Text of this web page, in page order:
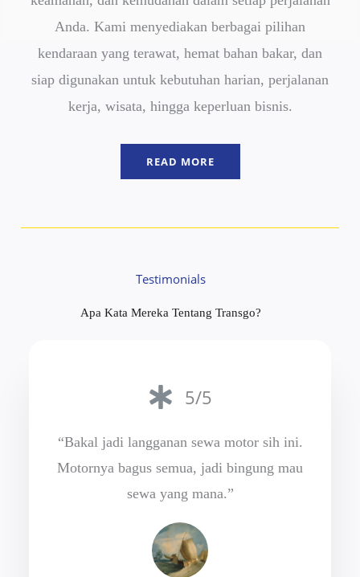
Anda. Kami menyediakan berbagai pilihan
kendaraan yang terawat, hemat bahan bakar, dan
siap digunakan untuk kebutuhan harian, perjalanan
kerja, wisata, hingga keperluan bisnis.
READ MORE
Testimonials
Apa Kata Mereka Tentang Transgo?
5/5
“Bakal jadi langganan sewa motor sih ini.
Motornya bagus semua, jadi bingung mau
sewa yang mana.”